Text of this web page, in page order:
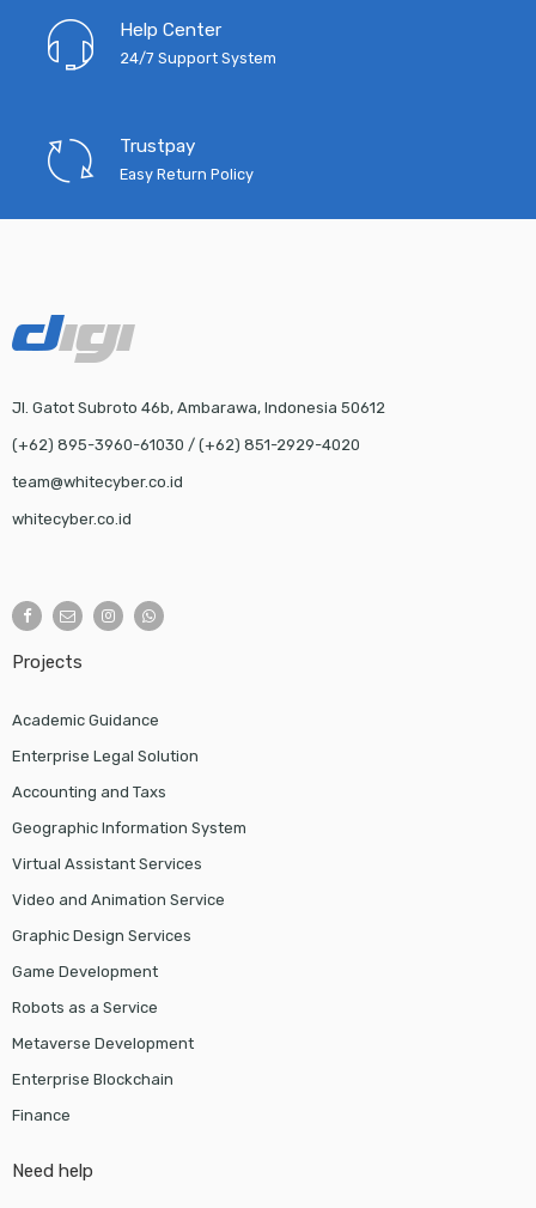
Help Center
24/7 Support System
Trustpay
Easy Return Policy
Jl. Gatot Subroto 46b, Ambarawa, Indonesia 50612
(+62) 895-3960-61030 / (+62) 851-2929-4020
team@whitecyber.co.id
whitecyber.co.id
Projects
Academic Guidance
Enterprise Legal Solution
Accounting and Taxs
Geographic Information System
Virtual Assistant Services
Video and Animation Service
Graphic Design Services
Game Development
Robots as a Service
Metaverse Development
Enterprise Blockchain
Finance
Need help